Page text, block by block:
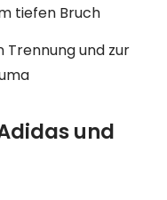
tiefen Bruch
Trennung und zur
und